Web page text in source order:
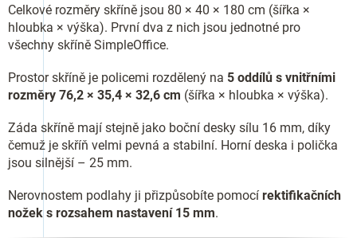
Celkové rozměry skříně jsou 80 × 40 × 180 cm (šířka ×
hloubka × výška). První dva z nich jsou jednotné pro
všechny skříně SimpleOffice.
Prostor skříně je policemi rozdělený na 5 oddílů s vnitřními
rozměry 76,2 × 35,4 × 32,6 cm (šířka × hloubka × výška).
Záda skříně mají stejně jako boční desky sílu 16 mm, díky
čemuž je skříň velmi pevná a stabilní. Horní deska i polička
jsou silnější – 25 mm.
Nerovnostem podlahy ji přizpůsobíte pomocí rektifikačních
nožek s rozsahem nastavení 15 mm.